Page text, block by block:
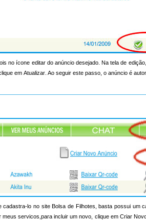
no ícone editar do anúncio desejado. Na tela de
em Atualizar. Ao seguir este passo, o anúncio é
lo no site Bolsa de Filhotes, basta possui um
meus servicos,para incluir um novo, clique em Criar